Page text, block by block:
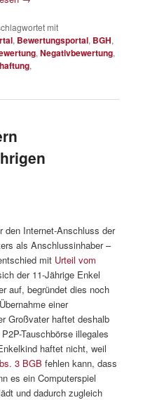
mit
, Bewertungsportal, BGH,
,Negativbewertung,
,
den Internet-Anschluss der
als Anschlussinhaber –
mit Urteil vom
der 11-Jährige Enkel
auf, begründet dies noch
einer
Großvater haftet deshalb
Tauschbörse illegales
haftet nicht, weil
3 BGB fehlen kann, dass
es ein Computerspiel
und dadurch zugleich